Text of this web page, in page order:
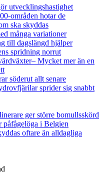
utvecklingshastighet
områden hotar de
ska skyddas
många variationer
till dagslängd hjälper
spridning norrut
Mycket mer än en
söderut allt senare
sprider sig snabbt
ger större bomullsskörd
påfågelöga i Belgien
oftare än alldagliga